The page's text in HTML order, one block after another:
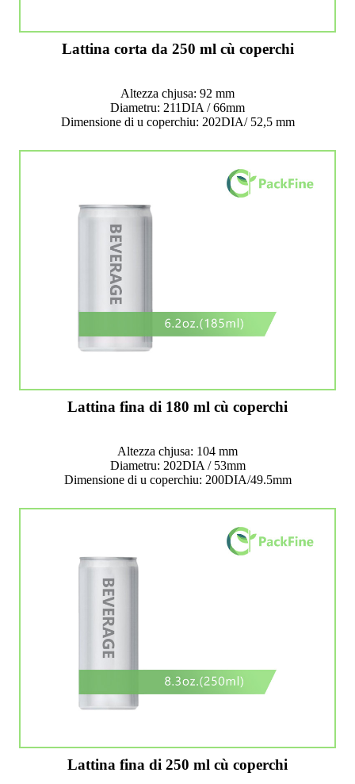
Lattina corta da 250 ml cù coperchi
Altezza chjusa: 92 mm
Diametru: 211DIA / 66mm
Dimensione di u coperchiu: 202DIA/ 52,5 mm
Lattina fina di 180 ml cù coperchi
Altezza chjusa: 104 mm
Diametru: 202DIA / 53mm
Dimensione di u coperchiu: 200DIA/49.5mm
Lattina fina di 250 ml cù coperchi